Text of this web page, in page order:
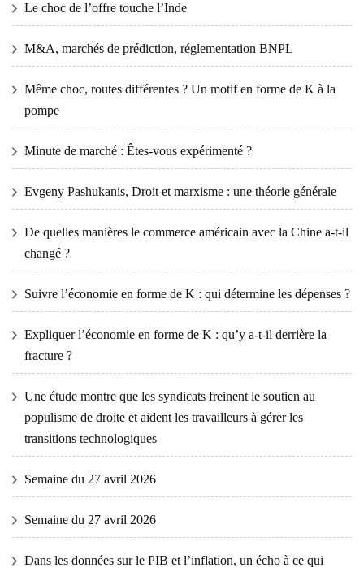
Le choc de l’offre touche l’Inde
M&A, marchés de prédiction, réglementation BNPL
Même choc, routes différentes ? Un motif en forme de K à la
pompe
Minute de marché : Êtes-vous expérimenté ?
Evgeny Pashukanis, Droit et marxisme : une théorie générale
De quelles manières le commerce américain avec la Chine a-t-il
changé ?
Suivre l’économie en forme de K : qui détermine les dépenses ?
Expliquer l’économie en forme de K : qu’y a-t-il derrière la
fracture ?
Une étude montre que les syndicats freinent le soutien au
populisme de droite et aident les travailleurs à gérer les
transitions technologiques
Semaine du 27 avril 2026
Semaine du 27 avril 2026
Dans les données sur le PIB et l’inflation, un écho à ce qui